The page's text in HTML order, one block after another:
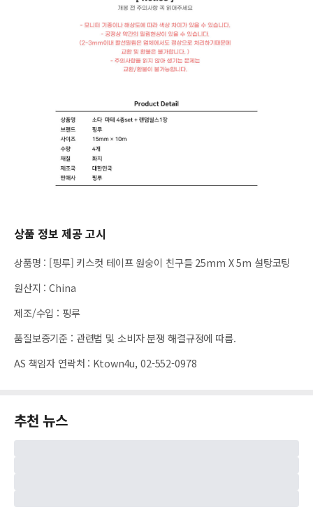
상품 정보 제공 고시
상품명 : [핑루] 키스컷 테이프 원숭이 친구들 25mm X 5m 설탕코팅
원산지 :China
제조/수입 : 핑루
품질보증기준 : 관련법 및 소비자 분쟁 해결규정에 따름.
AS 책임자 연락처 : Ktown4u, 02-552-0978
추천 뉴스